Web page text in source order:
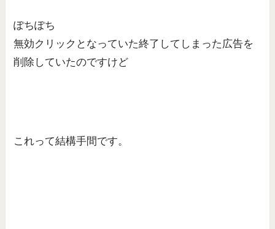
ぽちぽち
無効クリックとなっていた終了してしまった広告を
削除していたのですけど
これって結構手間です。